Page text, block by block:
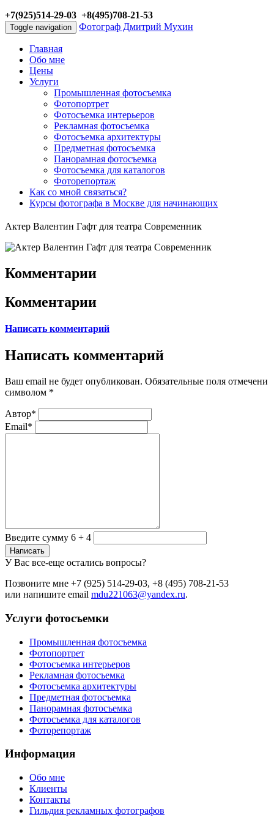
+7(925)514-29-03 +8(495)708-21-53
Toggle navigation Фотограф Дмитрий Мухин
Главная
Обо мне
Цены
Услуги
Промышленная фотосъемка
Фотопортрет
Фотосъемка интерьеров
Рекламная фотосъемка
Фотосъемка архитектуры
Предметная фотосъемка
Панорамная фотосъемка
Фотосъемка для каталогов
Фоторепортаж
Как со мной связаться?
Курсы фотографа в Москве для начинающих
Актер Валентин Гафт для театра Современник
Комментарии
Комментарии
Написать комментарий
Написать комментарий
Ваш email не будет опубликован. Обязательные поля отмечени
символом *
Автор*
Email*
Введите сумму 6 + 4
Написать
У Вас все-еще остались вопросы?
Позвоните мне +7 (925) 514-29-03, +8 (495) 708-21-53
или напишите email mdu221063@yandex.ru.
Услуги фотосъемки
Промышленная фотосъемка
Фотопортрет
Фотосъемка интерьеров
Рекламная фотосъемка
Фотосъемка архитектуры
Предметная фотосъемка
Панорамная фотосъемка
Фотосъемка для каталогов
Фоторепортаж
Информация
Обо мне
Клиенты
Контакты
Гильдия рекламных фотографов